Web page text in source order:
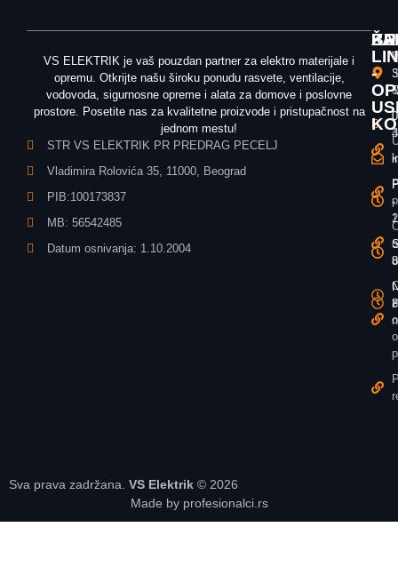
VS ELEKTRIK je vaš pouzdan partner za elektro materijale i
opremu. Otkrijte našu široku ponudu rasvete, ventilacije,
vodovoda, sigurnosne opreme i alata za domove i poslovne
prostore. Posetite nas za kvalitetne proizvode i pristupačnost na
jednom mestu!
STR VS ELEKTRIK PR PREDRAG PECELJ
Vladimira Rolovića 35, 11000, Beograd
PIB:100173837
MB: 56542485
Datum osnivanja: 1.10.2004
-
-
-
Sva prava zadržana. VS Elektrik © 2026
Made by profesionalci.rs